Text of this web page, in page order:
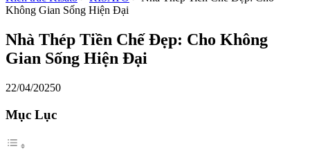
Không Gian Sống Hiện Đại
Nhà Thép Tiền Chế Đẹp: Cho Không
Gian Sống Hiện Đại
22/04/20250
Mục Lục